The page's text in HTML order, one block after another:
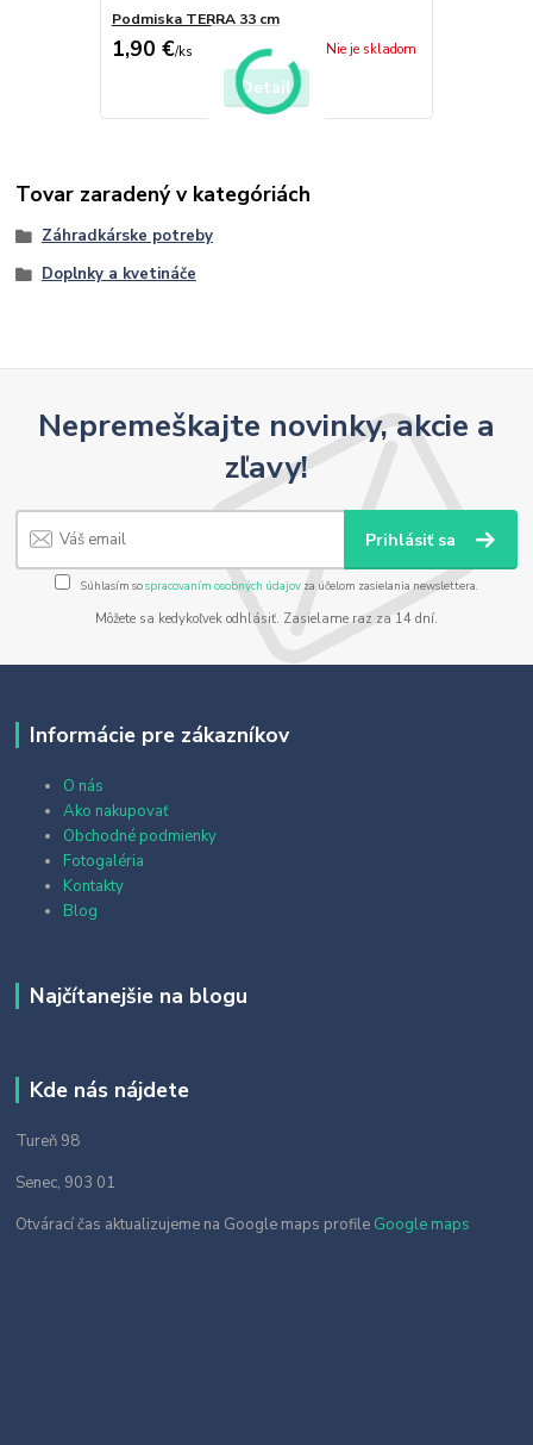
Podmiska TERRA 33 cm
1,90 €/ks Nie je skladom
Detail
Tovar zaradený v kategóriách
Záhradkárske potreby
Doplnky a kvetináče
Nepremeškajte novinky, akcie a
zľavy!
Prihlásiť sa
Súhlasím sospracovaním osobných údajov za účelom zasielania newslettera.
Môžete sa kedykoľvek odhlásiť. Zasielame raz za 14 dní.
Informácie pre zákazníkov
O nás
Ako nakupovať
Obchodné podmienky
Fotogaléria
Kontakty
Blog
Najčítanejšie na blogu
Kde nás nájdete
Tureň 98
Senec, 903 01
Otvárací čas aktualizujeme na Google maps profile Google maps